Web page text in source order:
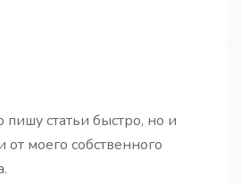
и кликбейтные
пишу статьи быстро, но и
от моего собственного